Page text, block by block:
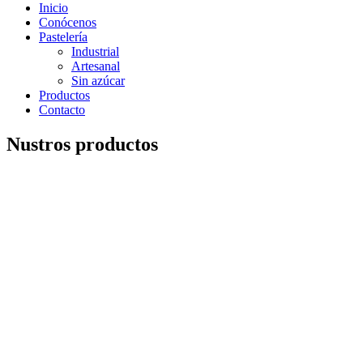
Inicio
Conócenos
Pastelería
Industrial
Artesanal
Sin azúcar
Productos
Contacto
Nustros productos